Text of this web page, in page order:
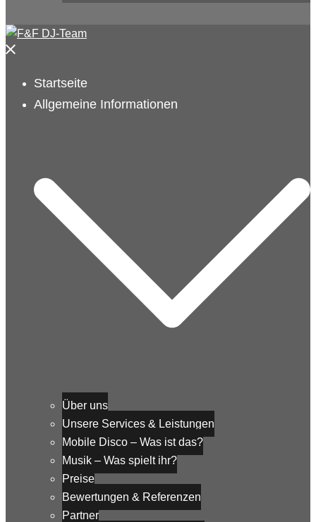
Menü
Startseite
Allgemeine Informationen
Über uns
Unsere Services & Leistungen
Mobile Disco – Was ist das?
Musik – Was spielt ihr?
Preise
Bewertungen & Referenzen
Partner